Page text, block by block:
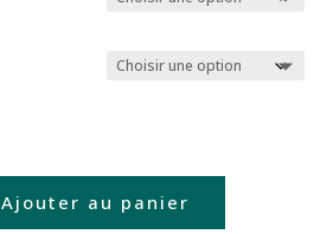
Ajouter au panier